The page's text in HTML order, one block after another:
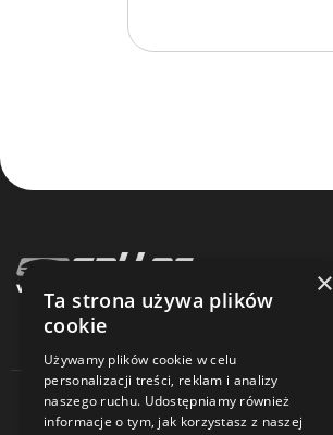
×
Ta strona używa plików
cookie
Używamy plików cookie w celu
personalizacji treści, reklam i analizy
naszego ruchu. Udostępniamy również
informacje o tym, jak korzystasz z naszej